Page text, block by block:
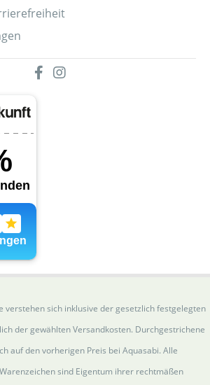
verstehen sich inklusive der gesetzlich festgelegten
der gewählten Versandkosten. Durchgestrichene
auf den vorherigen Preis bei Aquasabi. Alle
sind Eigentum ihrer rechtmäßen